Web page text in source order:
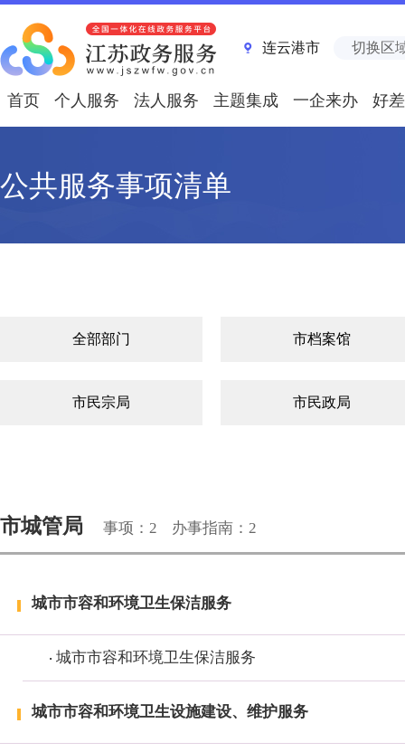
连云港市 切换区
首页 个人服务 法人服务 主题集成 一企来办 好
公共服务事项清单
全部部门 市档案馆
市民宗局 市民政局
市农业农村局
市医保局
人民银行连云港市分行
市城管局 事项：2 办事指南：2
城市市容和环境卫生保洁服务
城市市容和环境卫生保洁服务
城市市容和环境卫生设施建设、维护服务